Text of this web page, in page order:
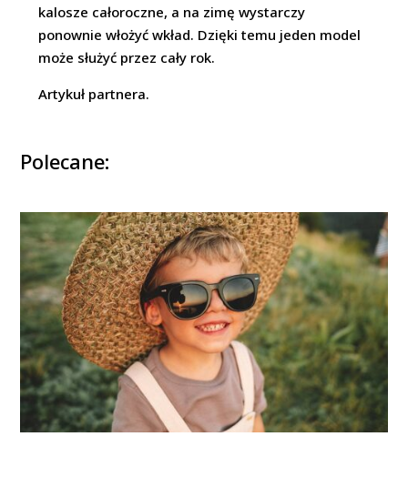
kalosze całoroczne, a na zimę wystarczy
ponownie włożyć wkład. Dzięki temu jeden model
może służyć przez cały rok.
Artykuł partnera.
Polecane: